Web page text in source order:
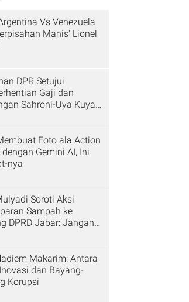
Vs Venezuela
Manis' Lionel
DPR Setujui
Gaji dan
Sahroni-Uya Kuya
Foto ala Action
dengan Gemini AI, Ini
nya
Soroti Aksi
Sampah ke
DPRD Jabar: Jangan
Makarim: Antara
dan Bayang-
Korupsi